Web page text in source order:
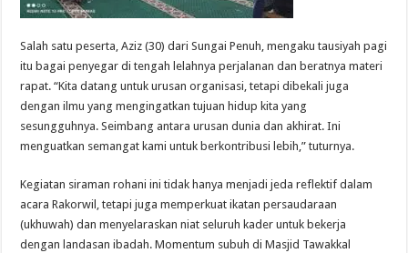
Salah satu peserta, Aziz (30) dari Sungai Penuh, mengaku tausiyah pagi
itu bagai penyegar di tengah lelahnya perjalanan dan beratnya materi
rapat. “Kita datang untuk urusan organisasi, tetapi dibekali juga
dengan ilmu yang mengingatkan tujuan hidup kita yang
sesungguhnya. Seimbang antara urusan dunia dan akhirat. Ini
menguatkan semangat kami untuk berkontribusi lebih,” tuturnya.
Kegiatan siraman rohani ini tidak hanya menjadi jeda reflektif dalam
acara Rakorwil, tetapi juga memperkuat ikatan persaudaraan
(ukhuwah) dan menyelaraskan niat seluruh kader untuk bekerja
dengan landasan ibadah. Momentum subuh di Masjid Tawakkal